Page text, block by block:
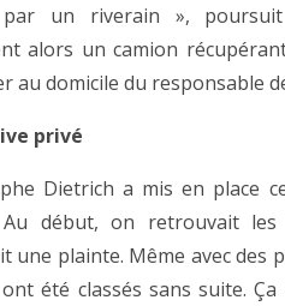
un riverain », poursuit
alors un camion
au domicile du responsable
privé
Dietrich a mis en place
début, on retrouvait les
une plainte. Même avec des
ont été classés sans suite.